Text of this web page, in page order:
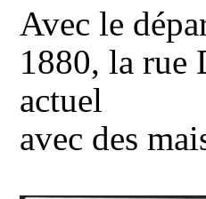
Avec le
1880, la rue
actuel
avec des